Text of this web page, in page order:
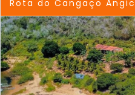
Rota do Cangaço